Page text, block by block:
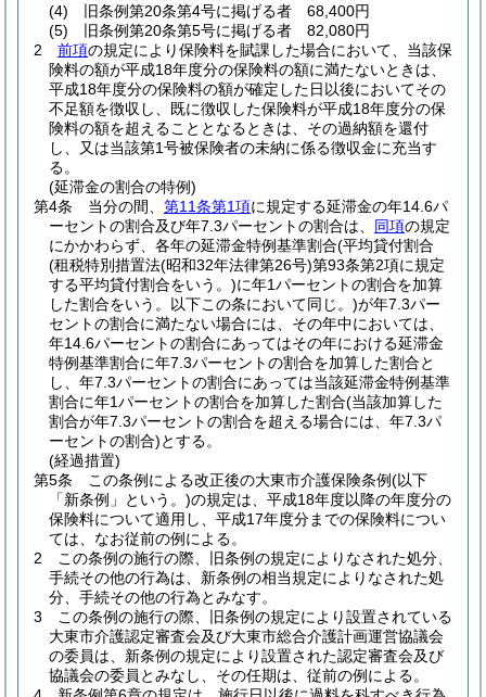
(4)
旧条例第20条第4号に掲げる者 68,400円
(5)
旧条例第20条第5号に掲げる者 82,080円
2
前項の規定により保険料を賦課した場合において、当該保
険料の額が平成18年度分の保険料の額に満たないときは、
平成18年度分の保険料の額が確定した日以後においてその
不足額を徴収し、既に徴収した保険料が平成18年度分の保
険料の額を超えることとなるときは、その過納額を還付
し、又は当該第1号被保険者の未納に係る徴収金に充当す
る。
(延滞金の割合の特例)
第4条
当分の間、 第11条第1項に規定する延滞金の年14.6パ
ーセントの割合及び年7.3パーセントの割合は、 同項の規定
にかかわらず、各年の延滞金特例基準割合(平均貸付割合
(租税特別措置法(昭和32年法律第26号)第93条第2項に規定
する平均貸付割合をいう。)に年1パーセントの割合を加算
した割合をいう。以下この条において同じ。)が年7.3パー
セントの割合に満たない場合には、その年中においては、
年14.6パーセントの割合にあってはその年における延滞金
特例基準割合に年7.3パーセントの割合を加算した割合と
し、年7.3パーセントの割合にあっては当該延滞金特例基準
割合に年1パーセントの割合を加算した割合(当該加算した
割合が年7.3パーセントの割合を超える場合には、年7.3パ
ーセントの割合)とする。
(経過措置)
第5条
この条例による改正後の大東市介護保険条例(以下
「新条例」という。)の規定は、平成18年度以降の年度分の
保険料について適用し、平成17年度分までの保険料につい
ては、なお従前の例による。
2
この条例の施行の際、旧条例の規定によりなされた処分、
手続その他の行為は、新条例の相当規定によりなされた処
分、手続その他の行為とみなす。
3
この条例の施行の際、旧条例の規定により設置されている
大東市介護認定審査会及び大東市総合介護計画運営協議会
の委員は、新条例の規定により設置された認定審査会及び
協議会の委員とみなし、その任期は、従前の例による。